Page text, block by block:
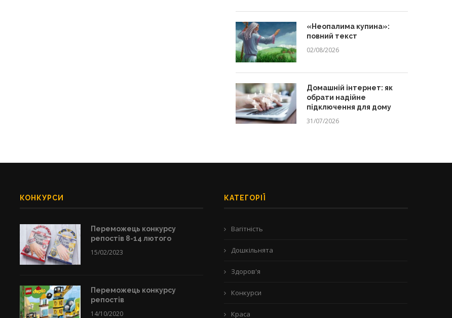
«Неопалима купина»:
повний текст
02/08/2026
Домашній інтернет: як
обрати надійне
підключення для дому
31/07/2026
КОНКУРСИ
Переможець конкурсу
репостів 8-14 лютого
15/02/2023
Переможець конкурсу
репостів
14/10/2020
КАТЕГОРІЇ
Вагітність
Дошкільнята
Здоров'я
Конкурси
Краса